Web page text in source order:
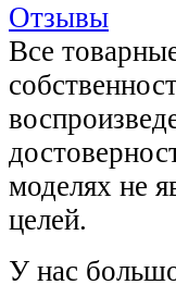
Отзывы
Все
моделях не
целей.
У нас